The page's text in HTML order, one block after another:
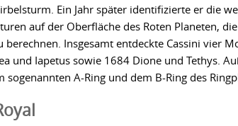
Ein Jahr später identifizierte er die
auf der Oberfläche des Roten Planeten,
berechnen. Insgesamt entdeckte Cassini vier
und Iapetus sowie 1684 Dione und Tethys.
sogenannten A-Ring und dem B-Ring des